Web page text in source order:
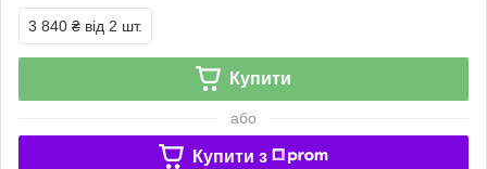
3 840 ₴ від 2 шт.
Купити
або
Купити з